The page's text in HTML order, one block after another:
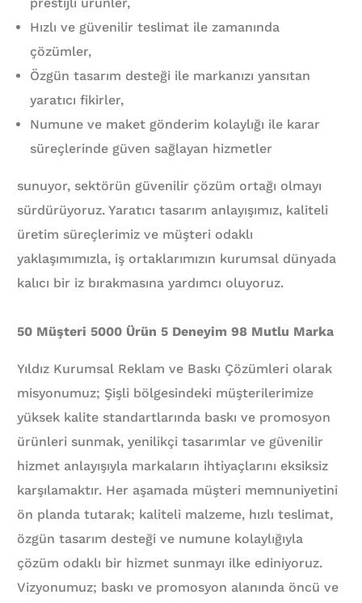
prestijli ürünler,
Hızlı ve güvenilir teslimat ile zamanında
çözümler,
Özgün tasarım desteği ile markanızı yansıtan
yaratıcı fikirler,
Numune ve maket gönderim kolaylığı ile karar
süreçlerinde güven sağlayan hizmetler
sunuyor, sektörün güvenilir çözüm ortağı olmayı
sürdürüyoruz. Yaratıcı tasarım anlayışımız, kaliteli
üretim süreçlerimiz ve müşteri odaklı
yaklaşımımızla, iş ortaklarımızın kurumsal dünyada
kalıcı bir iz bırakmasına yardımcı oluyoruz.
50 Müşteri 5000 Ürün 5 Deneyim 98 Mutlu Marka
Yıldız Kurumsal Reklam ve Baskı Çözümleri olarak
misyonumuz; Şişli bölgesindeki müşterilerimize
yüksek kalite standartlarında baskı ve promosyon
ürünleri sunmak, yenilikçi tasarımlar ve güvenilir
hizmet anlayışıyla markaların ihtiyaçlarını eksiksiz
karşılamaktır. Her aşamada müşteri memnuniyetini
ön planda tutarak; kaliteli malzeme, hızlı teslimat,
özgün tasarım desteği ve numune kolaylığıyla
çözüm odaklı bir hizmet sunmayı ilke ediniyoruz.
Vizyonumuz; baskı ve promosyon alanında öncü ve